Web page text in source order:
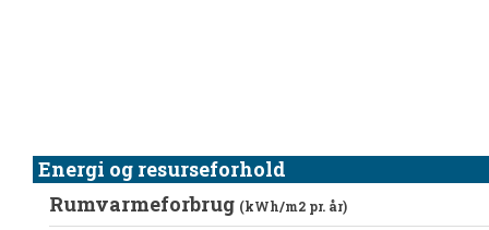
Energi og resurseforhold
Rumvarmeforbrug (kWh/m2 pr. år)